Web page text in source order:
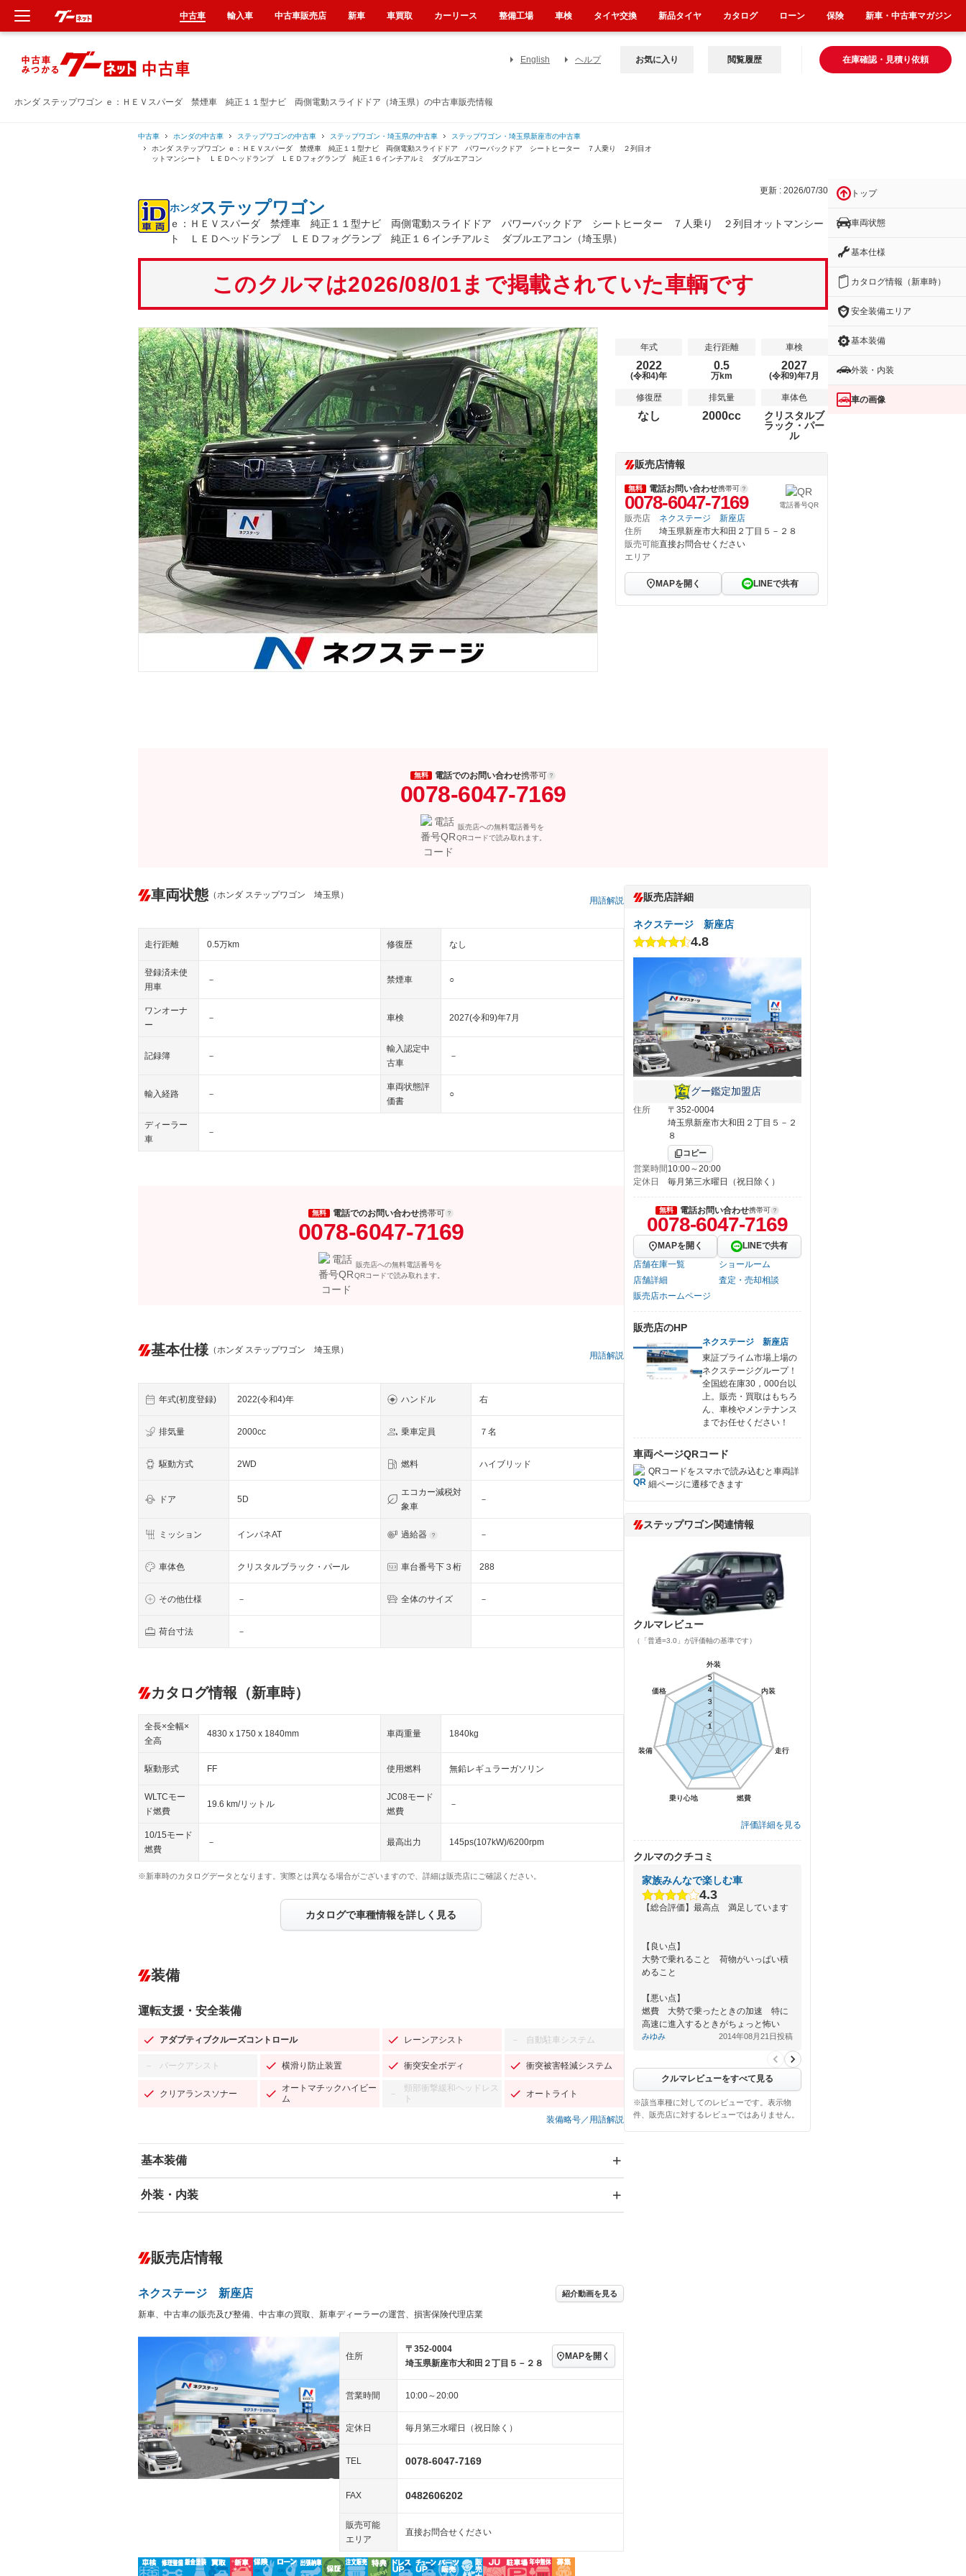
ホンダ ステップワゴン ｅ：ＨＥＶスパーダ 禁煙車 純正１１型ナビ 両側電動スライドドア（埼玉県）の中古車販売情報
English ヘルプ 在庫確認・見積り依頼
お気に入り 閲覧履歴
中古車 ホンダの中古車 ステップワゴンの中古車 ステップワゴン・埼玉県の中古車
ステップワゴン・埼玉県新座市の中古車
ホンダ ステップワゴン ｅ：ＨＥＶスパーダ 禁煙車 純正１１型ナビ 両側電動スライドドア パワーバックドア シートヒーター ７人乗り ２列目オ
ットマンシート ＬＥＤヘッドランプ ＬＥＤフォグランプ 純正１６インチアルミ ダブルエアコン
更新 : 2026/07/30
ホンダステップワゴン
ｅ：ＨＥＶスパーダ 禁煙車 純正１１型ナビ 両側電動スライドドア パワーバックドア シートヒーター ７人乗り ２列目オットマンシー
ト ＬＥＤヘッドランプ ＬＥＤフォグランプ 純正１６インチアルミ ダブルエアコン（埼玉県）
このクルマは2026/08/01まで掲載されていた車輌です
年式
2022
(令和4)年
走行距離
0.5
万km
車検
2027
(令和9)年7月
修復歴
なし
排気量
2000cc
車体色
クリスタルブ
ラック・パー
ル
販売店情報
無料 電話お問い合わせ携帯可
0078-6047-7169 電話番号QR
販売店
ネクステージ 新座店
住所
埼玉県新座市大和田２丁目５－２８
販売可能
エリア
直接お問合せください
MAPを開く LINEで共有
無料 電話でのお問い合わせ携帯可
0078-6047-7169
販売店への無料電話番号を
QRコードで読み取れます。
車両状態 （ホンダ ステップワゴン 埼玉県）
用語解説
走行距離 0.5万km 修復歴 なし
登録済未使
用車
－ 禁煙車 ○
ワンオーナ
ー
－ 車検 2027(令和9)年7月
記録簿 －
輸入認定中
古車
－
輸入経路 －
車両状態評
価書
○
ディーラー
車
－
無料 電話でのお問い合わせ携帯可
0078-6047-7169
販売店への無料電話番号を
QRコードで読み取れます。
基本仕様 （ホンダ ステップワゴン 埼玉県）
用語解説
年式(初度登録) 2022(令和4)年 ハンドル 右
排気量 2000cc 乗車定員 ７名
駆動方式 2WD 燃料 ハイブリッド
ドア 5D
エコカー減税対
象車
－
ミッション インパネAT 過給器 －
車体色 クリスタルブラック・パール 車台番号下３桁 288
その他仕様 － 全体のサイズ －
荷台寸法 －
カタログ情報（新車時）
全長×全幅×
全高
4830 x 1750 x 1840mm 車両重量 1840kg
駆動形式 FF 使用燃料 無鉛レギュラーガソリン
WLTCモー
ド燃費
19.6 km/リットル
JC08モード
燃費
－
10/15モード
燃費
－ 最高出力 145ps(107kW)/6200rpm
※新車時のカタログデータとなります。実際とは異なる場合がございますので、詳細は販売店にご確認ください。
カタログで車種情報を詳しく見る
装備
運転支援・安全装備
アダプティブクルーズコントロール レーンアシスト － 自動駐車システム
－ パークアシスト 横滑り防止装置 衝突安全ボディ 衝突被害軽減システム
クリアランスソナー
オートマチックハイビー
ム
－
頸部衝撃緩和ヘッドレス
ト
オートライト
装備略号／用語解説
基本装備
エアバッグ：運転席/助手席/サイド
－ ダウンヒルアシストコントロール
Bluetooth接続 センターデフロック
装備略号／用語解説
外装・内装
オーディオ：CDまたはCDチェンジャー／ミュージック
サーバー
－
ヘッドライトウォッシャ
ー
キーレス
LEDヘッドランプ － HID(キセノンライト) － ポータブルナビ
スマートキー ローダウン
ランフラットタイヤ パワーシート 3列シート ベンチシート
フルフラットシート － チップアップシート オットマン
シートヒーター ウォークスルー 後席モニター
フロントカメラ － シートエアコン
－ ルーフレール
販売店情報
ネクステージ 新座店 紹介動画を見る
新車、中古車の販売及び整備、中古車の買取、新車ディーラーの運営、損害保険代理店業
住所
〒352-0004
埼玉県新座市大和田２丁目５－２８
MAPを開く
営業時間 10:00～20:00
定休日 毎月第三水曜日（祝日除く）
TEL 0078-6047-7169
FAX 0482606202
販売可能
エリア
直接お問合せください
販売店詳細
ネクステージ 新座店
4.8
グー鑑定加盟店
住所
〒352-0004
埼玉県新座市大和田２丁目５－２
８
コピー
営業時間10:00～20:00
定休日
毎月第三水曜日（祝日除く）
無料 電話お問い合わせ携帯可
0078-6047-7169
MAPを開く
LINEで共有
店舗在庫一覧
ショールーム
店舗詳細
査定・売却相談
販売店ホームページ
販売店のHP
ネクステージ 新座店
東証プライム市場上場の
ネクステージグループ！
全国総在庫30，000台以
上。販売・買取はもちろ
ん、車検やメンテナンス
までお任せください！
車両ページQRコード
QRコードをスマホで読み込むと車両詳
細ページに遷移できます
ステップワゴン関連情報
クルマレビュー
（「普通=3.0」が評価軸の基準です）
外装
内装
走行
燃費
乗り心地
装備
価格
1
2
3
4
5
外装
内装
走行
燃費
乗り心地
装備
価格
1
2
3
4
5
評価詳細を見る
クルマのクチコミ
家族みんなで楽しむ車
4.3
【総合評価】最高点 満足しています
【良い点】
大勢で乗れること 荷物がいっぱい積
めること
【悪い点】
燃費 大勢で乗ったときの加速 特に
高速に進入するときがちょっと怖い
あと坂道の加速
みゆみ 2014年08月21日投稿
クルマレビューをすべて見る
※該当車種に対してのレビューです。表示物
件、販売店に対するレビューではありません。
トップ
車両状態
基本仕様
カタログ情報（新車時）
安全装備エリア
基本装備
外装・内装
車の画像
中古車 輸入車 中古車販売店 新車 車買取 カーリース 整備工場 車検 タイヤ交換 新品タイヤ カタログ ローン 保険 新車・中古車マガジン
新車
中古車